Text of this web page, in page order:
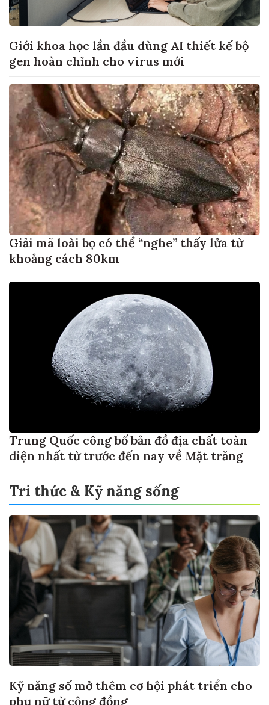
Giới khoa học lần đầu dùng AI thiết kế bộ
gen hoàn chỉnh cho virus mới
Giải mã loài bọ có thể “nghe” thấy lửa từ
khoảng cách 80km
Trung Quốc công bố bản đồ địa chất toàn
diện nhất từ trước đến nay về Mặt trăng
Tri thức & Kỹ năng sống
Kỹ năng số mở thêm cơ hội phát triển cho
phụ nữ từ cộng đồng